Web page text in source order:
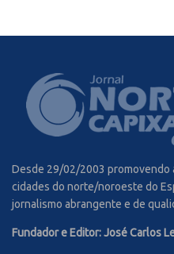
Desde 29/02/2003 promovendo
cidades do norte/noroeste do
jornalismo abrangente e de
Fundador e Editor: José Carlos